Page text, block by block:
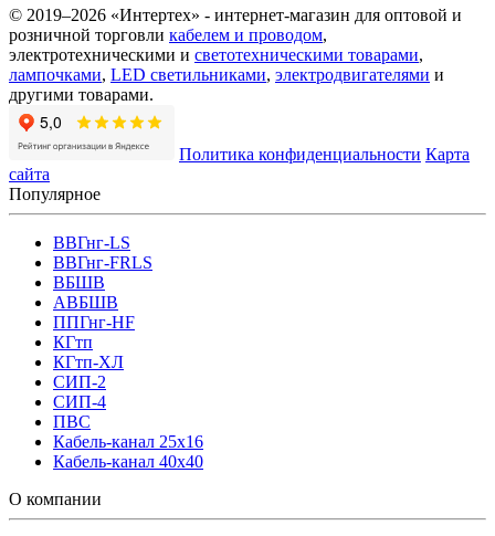
© 2019–2026 «Интертех» - интернет-магазин для оптовой и
розничной торговли кабелем и проводом,
электротехническими и светотехническими товарами,
лампочками, LED светильниками, электродвигателями и
другими товарами.
Политика конфиденциальности Карта
сайта
Популярное
ВВГнг-LS
ВВГнг-FRLS
ВБШВ
АВБШВ
ППГнг-HF
КГтп
КГтп-ХЛ
СИП-2
СИП-4
ПВС
Кабель-канал 25х16
Кабель-канал 40х40
О компании